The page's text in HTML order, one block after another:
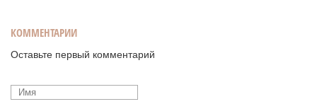
КОММЕНТАРИИ
Оставьте первый комментарий